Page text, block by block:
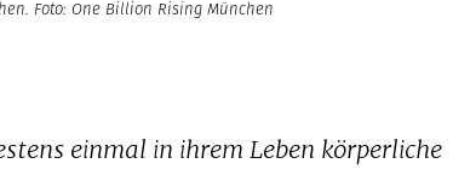
Foto: One Billion Rising München
einmal in ihrem Leben körperliche